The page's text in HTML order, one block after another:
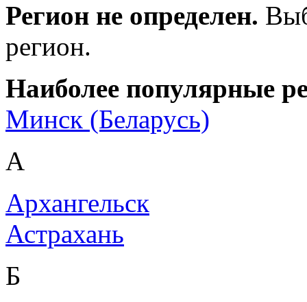
Регион не определен.
регион.
Наиболее популярные
Минск (Беларусь)
А
Архангельск
Астрахань
Б